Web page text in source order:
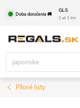
Doba doručenia 🚚
GLS
2 až 3 dni
Pílové listy